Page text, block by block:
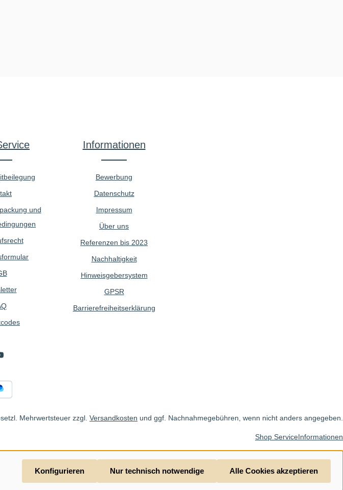
und
Informationen
Bewerbung
Datenschutz
Impressum
Über uns
Referenzen bis 2023
Nachhaltigkeit
Hinweisgebersystem
GPSR
Barrierefreiheitserklärung
Mehrwertsteuer zzgl. Versandkosten und ggf. Nachnahmegebühren, wenn nicht anders angegeben.
Shop ServiceInformationen
Nur technisch notwendige
Konfigurieren Alle Cookies akzeptieren